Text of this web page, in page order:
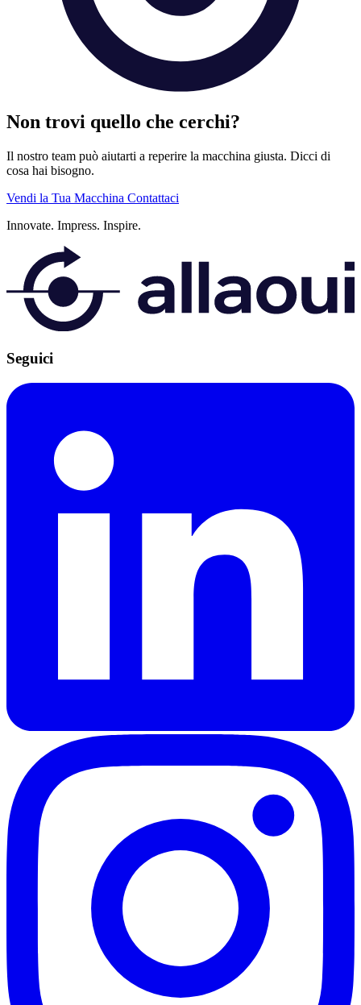
Non trovi quello che cerchi?
Il nostro team può aiutarti a reperire la macchina giusta. Dicci di
cosa hai bisogno.
Vendi la Tua Macchina Contattaci
Innovate. Impress. Inspire.
Seguici